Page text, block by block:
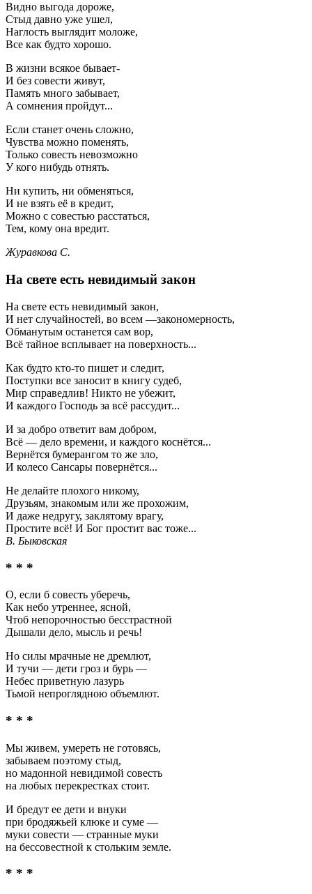
Видно выгода дороже,
Стыд давно уже ушел,
Наглость выглядит моложе,
Все как будто хорошо.
В жизни всякое бывает-
И без совести живут,
Память много забывает,
А сомнения пройдут...
Если станет очень сложно,
Чувства можно поменять,
Только совесть невозможно
У кого нибудь отнять.
Ни купить, ни обменяться,
И не взять её в кредит,
Можно с совестью расстаться,
Тем, кому она вредит.
Журавкова С.
На свете есть невидимый закон
На свете есть невидимый закон,
И нет случайностей, во всем —закономерность,
Обманутым останется сам вор,
Всё тайное всплывает на поверхность...
Как будто кто-то пишет и следит,
Поступки все заносит в книгу судеб,
Мир справедлив! Никто не убежит,
И каждого Господь за всё рассудит...
И за добро ответит вам добром,
Всё — дело времени, и каждого коснётся...
Вернётся бумерангом то же зло,
И колесо Сансары повернётся...
Не делайте плохого никому,
Друзьям, знакомым или же прохожим,
И даже недругу, заклятому врагу,
Простите всё! И Бог простит вас тоже...
В. Быковская
* * *
О, если б совесть уберечь,
Как небо утреннее, ясной,
Чтоб непорочностью бесстрастной
Дышали дело, мысль и речь!
Но силы мрачные не дремлют,
И тучи — дети гроз и бурь —
Небес приветную лазурь
Тьмой непроглядною объемлют.
* * *
Мы живем, умереть не готовясь,
забываем поэтому стыд,
но мадонной невидимой совесть
на любых перекрестках стоит.
И бредут ее дети и внуки
при бродяжьей клюке и суме —
муки совести — странные муки
на бессовестной к стольким земле.
* * *